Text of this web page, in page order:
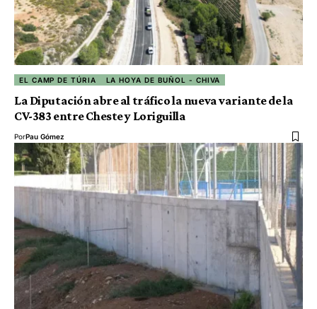
EL CAMP DE TÚRIA LA HOYA DE BUÑOL - CHIVA
La Diputación abre al tráfico la nueva variante de la
CV-383 entre Cheste y Loriguilla
PorPau Gómez